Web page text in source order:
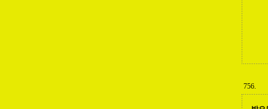
756.